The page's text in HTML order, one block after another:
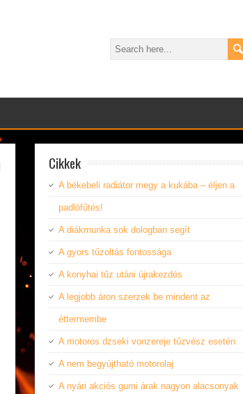
Cikkek
A békebeli radiátor megy a kukába – éljen a
padlófűtés!
A diákmunka sok dologban segít
A gyors tűzoltás fontossága
A konyhai tűz utáni újrakezdés
A legjobb áron szerzek be mindent az
éttermembe
A motoros dzseki vonzereje tűzvész esetén
A nem begyújtható motorolaj
A nyári akciós gumi árak nagyon alacsonyak